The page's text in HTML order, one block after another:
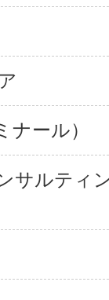
ナール）
サルティ